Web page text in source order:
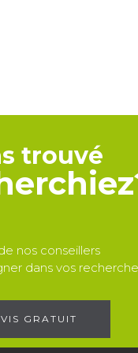
trouvé
nos conseillers
dans vos
GRATUIT